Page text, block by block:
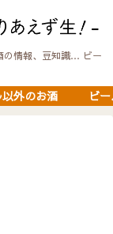
情報、豆知識… ビー
以外のお酒 ビ